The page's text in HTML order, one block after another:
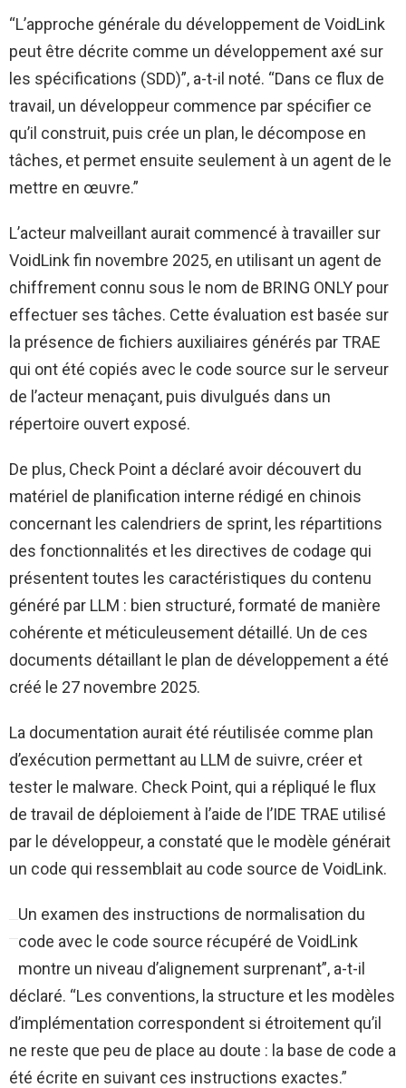
“L’approche générale du développement de VoidLink
peut être décrite comme un développement axé sur
les spécifications (SDD)”, a-t-il noté. “Dans ce flux de
travail, un développeur commence par spécifier ce
qu’il construit, puis crée un plan, le décompose en
tâches, et permet ensuite seulement à un agent de le
mettre en œuvre.”
L’acteur malveillant aurait commencé à travailler sur
VoidLink fin novembre 2025, en utilisant un agent de
chiffrement connu sous le nom de BRING ONLY pour
effectuer ses tâches. Cette évaluation est basée sur
la présence de fichiers auxiliaires générés par TRAE
qui ont été copiés avec le code source sur le serveur
de l’acteur menaçant, puis divulgués dans un
répertoire ouvert exposé.
De plus, Check Point a déclaré avoir découvert du
matériel de planification interne rédigé en chinois
concernant les calendriers de sprint, les répartitions
des fonctionnalités et les directives de codage qui
présentent toutes les caractéristiques du contenu
généré par LLM : bien structuré, formaté de manière
cohérente et méticuleusement détaillé. Un de ces
documents détaillant le plan de développement a été
créé le 27 novembre 2025.
La documentation aurait été réutilisée comme plan
d’exécution permettant au LLM de suivre, créer et
tester le malware. Check Point, qui a répliqué le flux
de travail de déploiement à l’aide de l’IDE TRAE utilisé
par le développeur, a constaté que le modèle générait
un code qui ressemblait au code source de VoidLink.
Un examen des instructions de normalisation du
code avec le code source récupéré de VoidLink
montre un niveau d’alignement surprenant”, a-t-il
déclaré. “Les conventions, la structure et les modèles
d’implémentation correspondent si étroitement qu’il
ne reste que peu de place au doute : la base de code a
été écrite en suivant ces instructions exactes.”